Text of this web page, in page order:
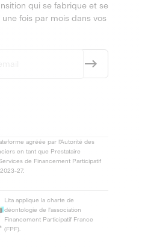
qui se fabrique et se
fois par mois dans vos
agréée par l'Autorité des
en tant que Prestataire
de Financement Participatif
27.
Lita applique la charte de
déontologie de l'association
Financement Participatif France
(FPF).